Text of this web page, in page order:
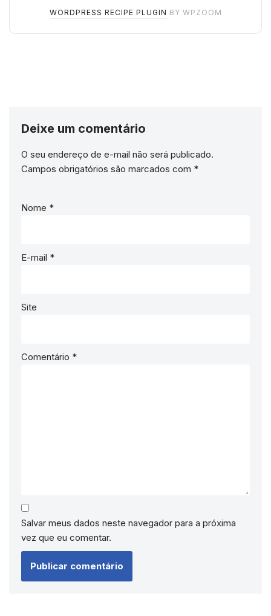
WORDPRESS RECIPE PLUGIN BY WPZOOM
Deixe um comentário
O seu endereço de e-mail não será publicado.
Campos obrigatórios são marcados com *
Nome *
E-mail *
Site
Comentário *
Salvar meus dados neste navegador para a próxima
vez que eu comentar.